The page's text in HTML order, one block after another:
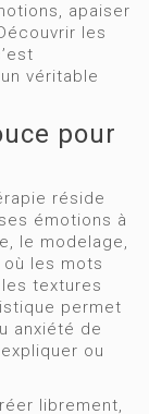
apaiser
les
véritable
pour
réside
émotions à
le modelage,
les mots
textures
permet
anxiété de
ou
librement,